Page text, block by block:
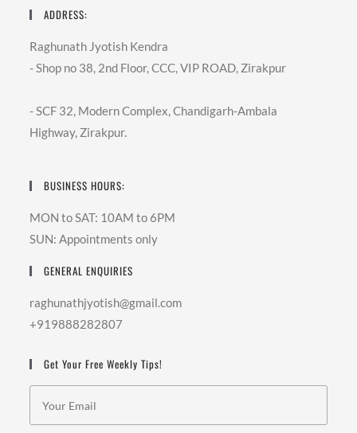
ADDRESS:
Raghunath Jyotish Kendra
- Shop no 38, 2nd Floor, CCC, VIP ROAD, Zirakpur
- SCF 32, Modern Complex, Chandigarh-Ambala
Highway, Zirakpur.
BUSINESS HOURS:
MON to SAT: 10AM to 6PM
SUN: Appointments only
GENERAL ENQUIRIES
raghunathjyotish@gmail.com
+919888282807
Get Your Free Weekly Tips!